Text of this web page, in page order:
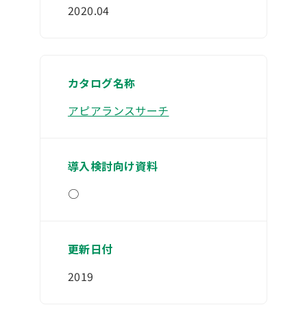
2020.04
アピアランスサーチ
○
2019